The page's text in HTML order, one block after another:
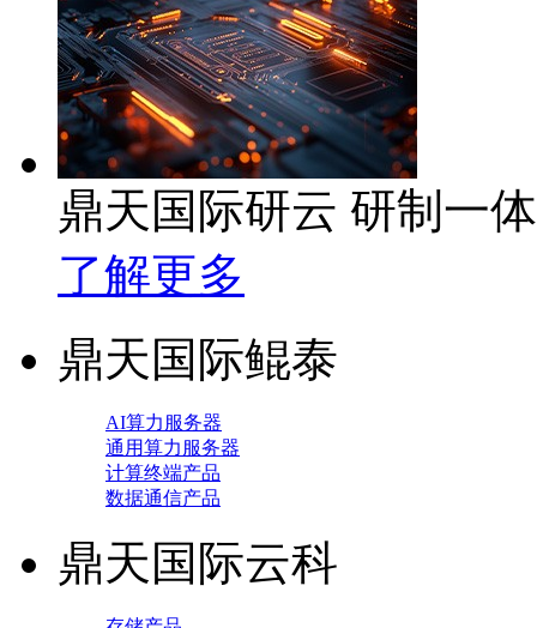
鼎天国际研云 研制一
了解更多
鼎天国际鲲泰
AI算力服务器
通用算力服务器
计算终端产品
数据通信产品
鼎天国际云科